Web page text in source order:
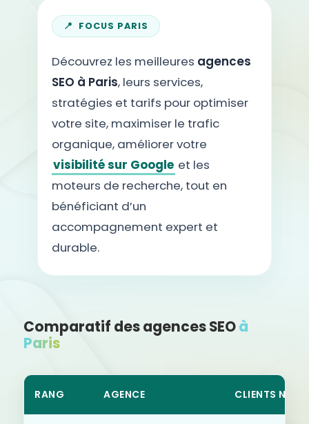
FOCUS PARIS
Découvrez les meilleures agences
SEO à Paris, leurs services,
stratégies et tarifs pour optimiser
votre site, maximiser le trafic
organique, améliorer votre
visibilité sur Google et les
moteurs de recherche, tout en
bénéficiant d’un
accompagnement expert et
durable.
Comparatif des agences SEOà
Paris
RANG AGENCE CLIENTS